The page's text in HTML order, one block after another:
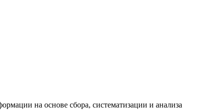
на основе сбора, систематизации и анализа